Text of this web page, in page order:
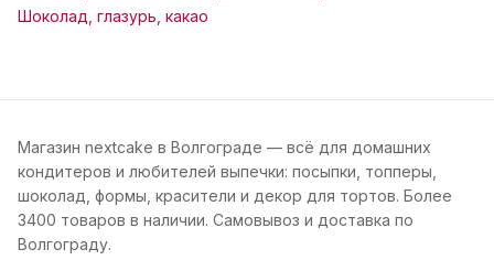
Шоколад, глазурь, какао
Магазин nextcake в Волгограде — всё для домашних
кондитеров и любителей выпечки: посыпки, топперы,
шоколад, формы, красители и декор для тортов. Более
3400 товаров в наличии. Самовывоз и доставка по
Волгограду.